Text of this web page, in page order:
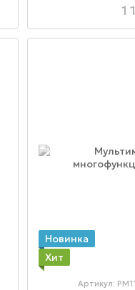
1
Новинка
Хит
Артикул: